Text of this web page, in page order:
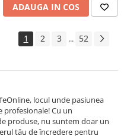
ADAUGA IN COS
1 2 3 ... 52
locul unde pasiunea
Cu un
produse, nu suntem doar un
tău de încredere pentru